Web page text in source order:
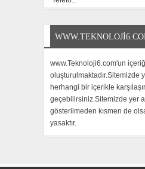
www.Teknoloji6.com'un
oluşturulmaktadır.Sitemizde
herhangi bir içerikle
geçebilirsiniz.Sitemizde yer
gösterilmeden kısmen de
yasaktır.